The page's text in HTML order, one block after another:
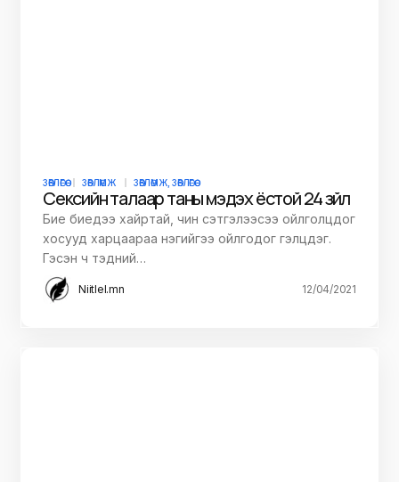
ЗӨВЛӨГӨӨ ЗӨВЛӨМЖ ЗӨВЛӨМЖ, ЗӨВЛӨГӨӨ
Сексийн талаар таны мэдэх ёстой 24 зүйл
Бие биедээ хайртай, чин сэтгэлээсээ ойлголцдог
хосууд харцаараа нэгийгээ ойлгодог гэлцдэг.
Гэсэн ч тэдний…
Niitlel.mn 12/04/2021